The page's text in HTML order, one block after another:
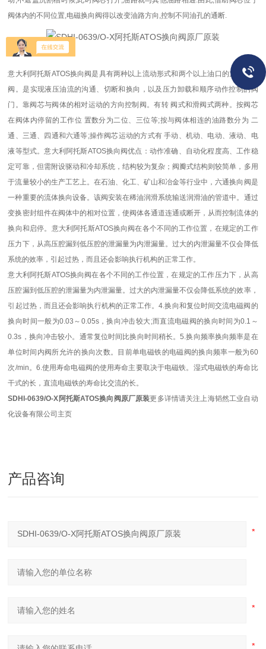
阀体内的不同位置,电磁换向阀得以改变油路方向,控制不同油孔的通断.
意大利阿托斯ATOS换向阀是具有两种以上流动形式和两个以上油口的方向控制
阀。是实现液压油流的沟通、切断和换向，以及压力卸载和顺序动作控制的阀
门。靠阀芯与阀体的相对运动的方向控制阀。有转 阀式和滑阀式两种。按阀芯
在阀体内停留的工作位 置数分为二位、三位等;按与阀体相连的油路数分为 二
通、三通、四通和六通等;操作阀芯运动的方式有 手动、机动、电动、液动、电
液等型式。意大利阿托斯ATOS换向阀优点：动作准确、自动化程度高、工作稳
定可靠，但需附设驱动和冷却系统，结构较为复杂；阀瓣式结构则较简单，多用
于流量较小的生产工艺上。在石油、化工、矿山和冶金等行业中，六通换向阀是
一种重要的流体换向设备。该阀安装在稀油润滑系统输送润滑油的管道中。通过
变换密封组件在阀体中的相对位置，使阀体各通道连通或断开，从而控制流体的
换向和启停。意大利阿托斯ATOS换向阀在各个不同的工作位置，在规定的工作
压力下，从高压腔漏到低压腔的泄漏量为内泄漏量。过大的内泄漏量不仅会降低
系统的效率，引起过热，而且还会影响执行机构的正常工作。
意大利阿托斯ATOS换向阀在各个不同的工作位置，在规定的工作压力下，从高
压腔漏到低压腔的泄漏量为内泄漏量。过大的内泄漏量不仅会降低系统的效率，
引起过热，而且还会影响执行机构的正常工作。4.换向和复位时间交流电磁阀的
换向时间一般为0.03～0.05s，换向冲击较大;而直流电磁阀的换向时间为0.1～
0.3s，换向冲击较小。通常复位时间比换向时间稍长。5.换向频率换向频率是在
单位时间内阀所允许的换向次数。目前单电磁铁的电磁阀的换向频率一般为60
次/min。6.使用寿命电磁阀的使用寿命主要取决于电磁铁。湿式电磁铁的寿命比
干式的长，直流电磁铁的寿命比交流的长。
SDHI-0639/O-X阿托斯ATOS换向阀原厂原装更多详情请关注上海韬然工业自动
化设备有限公司主页
产品咨询